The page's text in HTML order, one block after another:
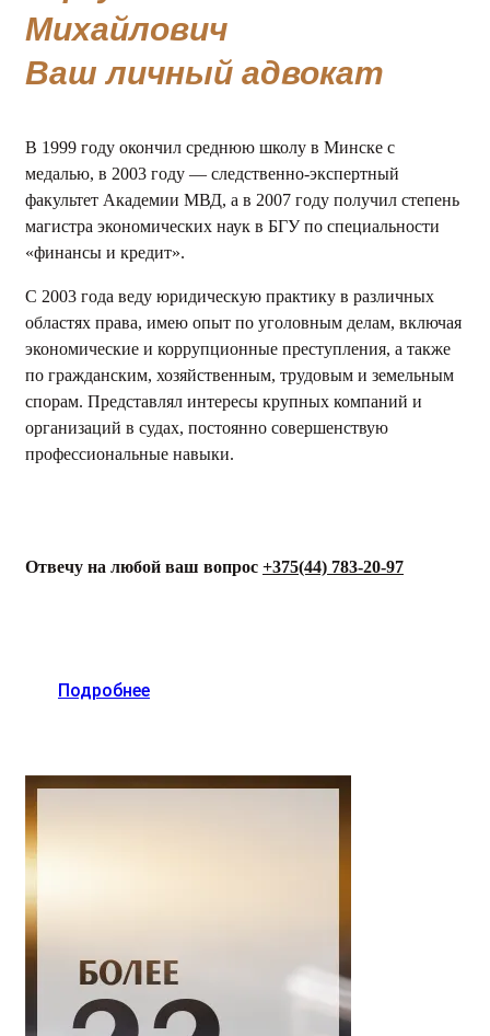
Михайлович
Ваш личный адвокат
В 1999 году окончил среднюю школу в Минске с
медалью, в 2003 году — следственно-экспертный
факультет Академии МВД, а в 2007 году получил степень
магистра экономических наук в БГУ по специальности
«финансы и кредит».
С 2003 года веду юридическую практику в различных
областях права, имею опыт по уголовным делам, включая
экономические и коррупционные преступления, а также
по гражданским, хозяйственным, трудовым и земельным
спорам. Представлял интересы крупных компаний и
организаций в судах, постоянно совершенствую
профессиональные навыки.
Отвечу на любой ваш вопрос +375(44) 783-20-97
Подробнее